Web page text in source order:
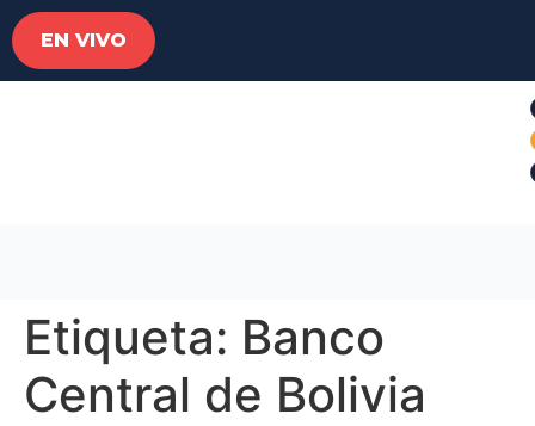
EN VIVO
Etiqueta: Banco
Central de Bolivia